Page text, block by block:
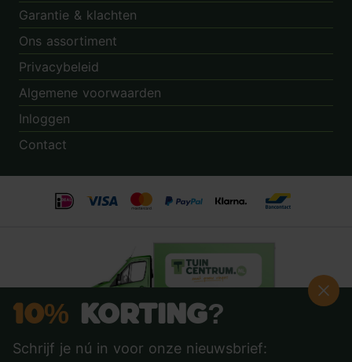
Garantie & klachten
Ons assortiment
Privacybeleid
Algemene voorwaarden
Inloggen
Contact
Beoordeling:8.9door3.862klanten
10% Korting?
Schrijf je nú in voor onze nieuwsbrief: